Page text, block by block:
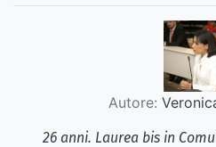
Autore:
26 anni. Laurea bis in